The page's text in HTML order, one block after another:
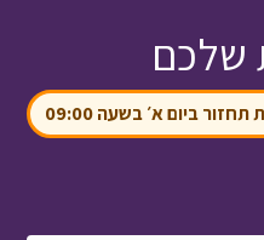
שלכם
ביום א׳ בשעה 09:00